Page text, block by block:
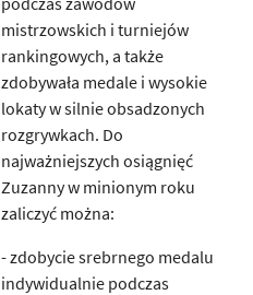
mistrzowskich i turniejów
rankingowych, a także
zdobywała medale i wysokie
lokaty w silnie obsadzonych
rozgrywkach. Do
najważniejszych osiągnięć
Zuzanny w minionym roku
zaliczyć można:
- zdobycie srebrnego medalu
indywidualnie podczas